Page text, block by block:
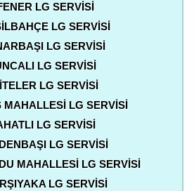
LG SERVISI
LG SERVISI
LG SERVISI
LG SERVISI
LG SERVISI
MAHALLESI LG SERVISI
LG SERVISI
LG SERVISI
MAHALLESI LG SERVISI
LG SERVISI